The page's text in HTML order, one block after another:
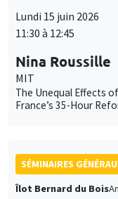
Lundi 15 juin 2026
11:30 à 12:45
Nina Roussille
MIT
The Unequal Effects
France’s 35-Hour
SÉMINAIRES
Îlot Bernard du Bois